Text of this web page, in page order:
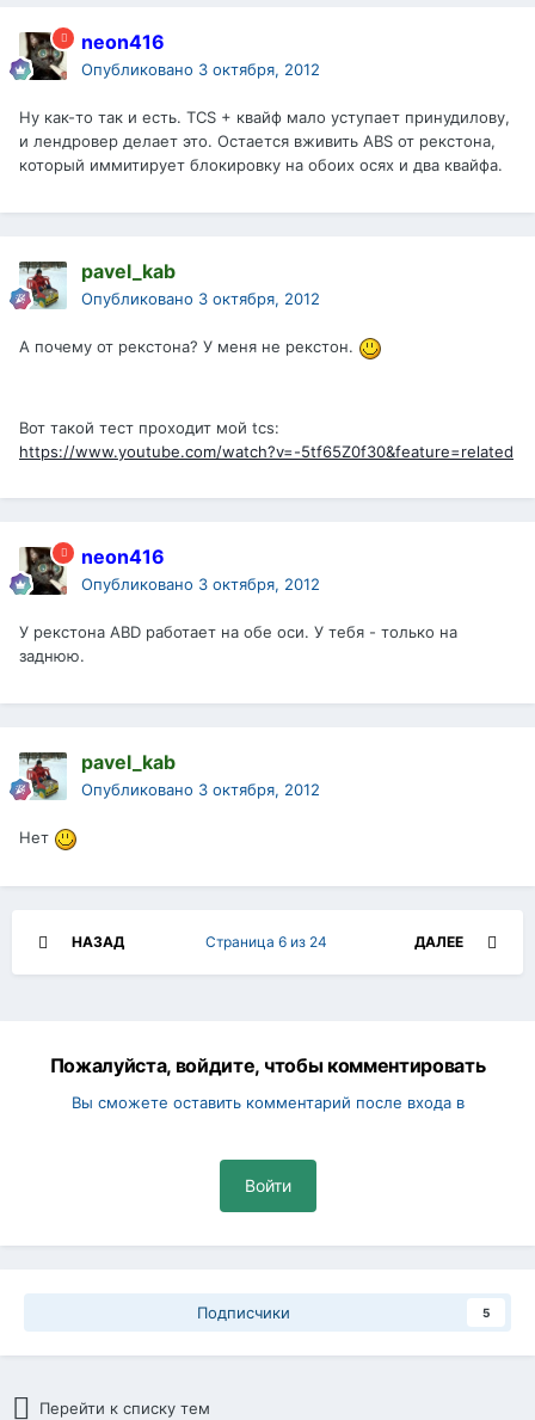
neon416
Опубликовано 3 октября, 2012
Ну как-то так и есть. TCS + квайф мало уступает принудилову,
и лендровер делает это. Остается вживить ABS от рекстона,
который иммитирует блокировку на обоих осях и два квайфа.
pavel_kab
Опубликовано 3 октября, 2012
А почему от рекстона? У меня не рекстон.
Вот такой тест проходит мой tcs:
https://www.youtube.com/watch?v=-5tf65Z0f30&feature=related
neon416
Опубликовано 3 октября, 2012
У рекстона ABD работает на обе оси. У тебя - только на
заднюю.
pavel_kab
Опубликовано 3 октября, 2012
Нет
НАЗАД ДАЛЕЕ
Страница 6 из 24
Пожалуйста, войдите, чтобы комментировать
Вы сможете оставить комментарий после входа в
Войти
Подписчики 5
Перейти к списку тем